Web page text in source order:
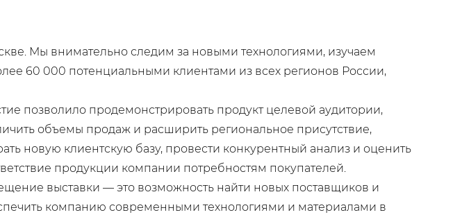
Мы внимательно следим за новыми технологиями, изучаем
60 000 потенциальными клиентами из всех регионов России,
позволило продемонстрировать продукт целевой аудитории,
объемы продаж и расширить региональное присутствие,
новую клиентскую базу, провести конкурентный анализ и оценить
продукции компании потребностям покупателей.
выставки — это возможность найти новых поставщиков и
компанию современными технологиями и материалами в